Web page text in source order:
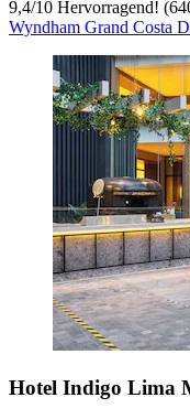
9,4/10 Hervorragend!
Wyndham Grand Costa
Hotel Indigo Lima